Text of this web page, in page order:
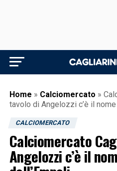
Home » Calciomercato »
tavolo di Angelozzi c’è il
CALCIOMERCATO
Calciomercato
Angelozzi c’è il